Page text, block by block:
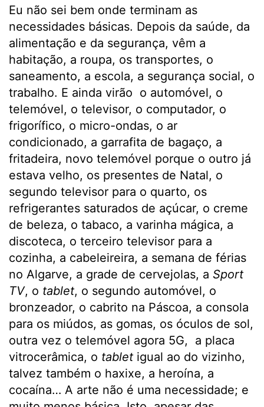
Eu não sei bem onde terminam as
necessidades básicas. Depois da saúde, da
alimentação e da segurança, vêm a
habitação, a roupa, os transportes, o
saneamento, a escola, a segurança social, o
trabalho. E ainda virão o automóvel, o
telemóvel, o televisor, o computador, o
frigorífico, o micro-ondas, o ar
condicionado, a garrafita de bagaço, a
fritadeira, novo telemóvel porque o outro já
estava velho, os presentes de Natal, o
segundo televisor para o quarto, os
refrigerantes saturados de açúcar, o creme
de beleza, o tabaco, a varinha mágica, a
discoteca, o terceiro televisor para a
cozinha, a cabeleireira, a semana de férias
no Algarve, a grade de cervejolas, a Sport
TV, o tablet, o segundo automóvel, o
bronzeador, o cabrito na Páscoa, a consola
para os miúdos, as gomas, os óculos de sol,
outra vez o telemóvel agora 5G, a placa
vitrocerâmica, o tablet igual ao do vizinho,
talvez também o haxixe, a heroína, a
cocaína… A arte não é uma necessidade; e